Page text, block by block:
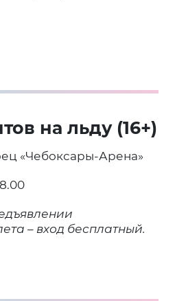
на льду (16+)
«Чебоксары-Арена»
– вход бесплатный.